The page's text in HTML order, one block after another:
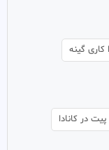
کاری گینه
در کانادا